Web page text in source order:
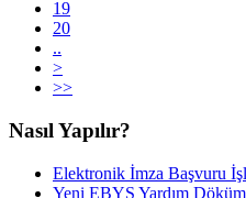
19
20
..
>
>>
Nasıl Yapılır?
Elektronik İmza Başvuru
Yeni EBYS Yardım